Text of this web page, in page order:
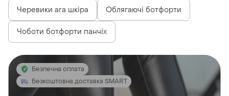
Черевики ara шкіра Облягаючі ботфорти
Чоботи ботфорти панчіх
Безпечна оплата
Безкоштовна доставка SMART